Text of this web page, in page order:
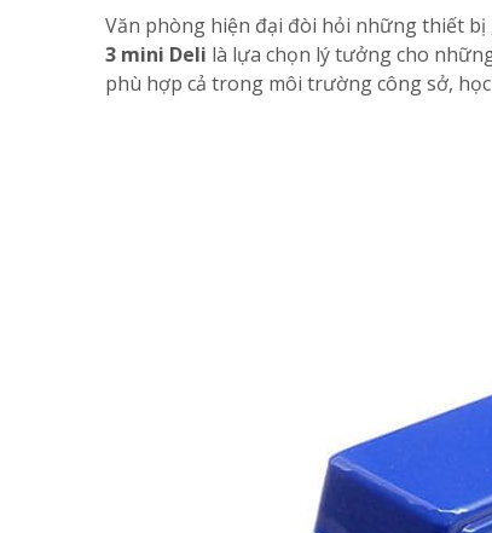
Văn phòng hiện đại đòi hỏi những thiết
3 mini Deli là lựa chọn lý tưởng cho
phù hợp cả trong môi trường công sở,